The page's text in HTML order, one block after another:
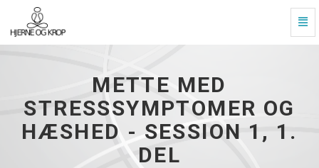
Mette
hæshed
session
Slå
METTE MED
STRESSSYMPTOMER OG
HÆSHED - SESSION 1, 1.
DEL